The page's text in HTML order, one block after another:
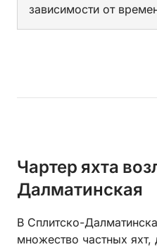
зависимости от
Чартер яхта
Далматинская
В Сплитско-
множество частных яхт,